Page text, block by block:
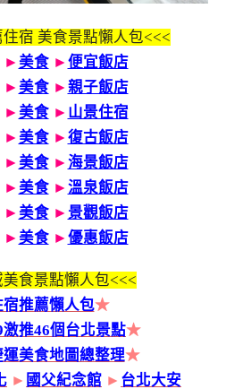
宿 美食景點懶人包<<<
► 美食► 便宜飯店
► 美食► 親子飯店
► 美食► 山景住宿
► 美食► 復古飯店
► 美食► 海景飯店
► 美食► 溫泉飯店
► 美食► 景觀飯店
► 美食► 優惠飯店
食景點懶人包<<<
推薦懶人包★
激推46個台北景點★
美食地圖總整理★
► 國父紀念館 ► 台北大安